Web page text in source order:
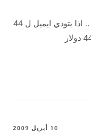
بس أنا بحكيلك انه بيل قيتس بده يوزع 40 مليار .. اذا بتودي ايميل ل 44
10 أبريل 2009